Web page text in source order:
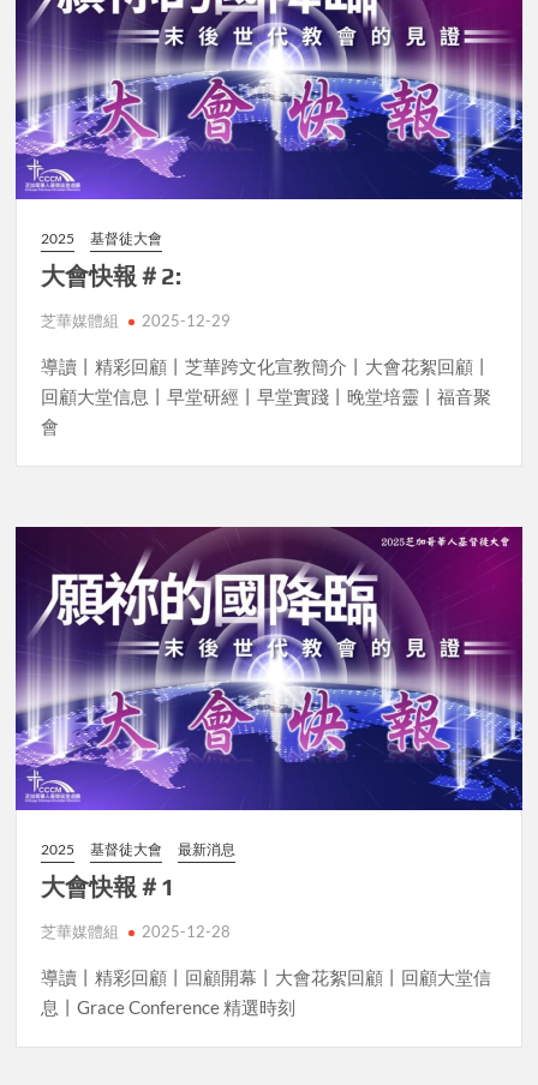
2025 基督徒大會
大會快報＃2:
芝華媒體組 2025-12-29
導讀丨精彩回顧丨芝華跨文化宣教簡介丨大會花絮回顧丨
回顧大堂信息丨早堂研經丨早堂實踐丨晚堂培靈丨福音聚
會
2025 基督徒大會 最新消息
大會快報＃1
芝華媒體組 2025-12-28
導讀丨精彩回顧丨回顧開幕丨大會花絮回顧丨回顧大堂信
息丨Grace Conference 精選時刻